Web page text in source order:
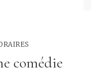
comédie